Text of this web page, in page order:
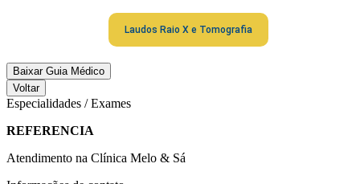
Laudos Raio X e Tomografia
Baixar Guia Médico
Voltar
Especialidades / Exames
REFERENCIA
Atendimento na Clínica Melo & Sá